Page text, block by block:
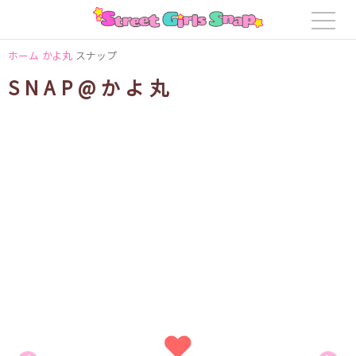
ホーム かよ丸 スナップ
SNAP@かよ丸